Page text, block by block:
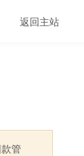
返回主站
管